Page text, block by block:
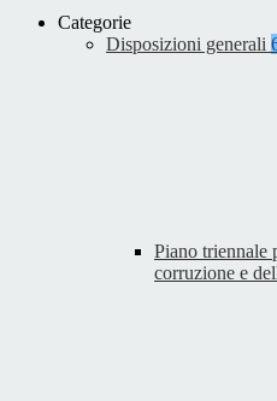
Categorie
Disposizioni generali
Piano triennale
corruzione e